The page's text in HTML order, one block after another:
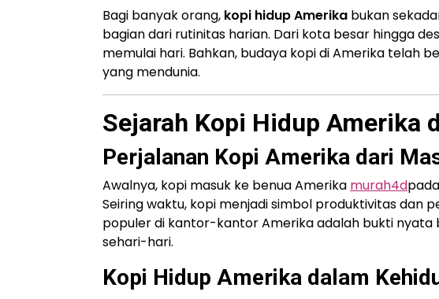
Bagi banyak orang, kopi hidup Amerika bukan
bagian dari rutinitas harian. Dari kota besar hingga
memulai hari. Bahkan, budaya kopi di Amerika telah
yang mendunia.
Sejarah Kopi Hidup Amerika
Perjalanan Kopi Amerika dari
Awalnya, kopi masuk ke benua Amerika murah4d
Seiring waktu, kopi menjadi simbol produktivitas dan
populer di kantor-kantor Amerika adalah bukti
sehari-hari.
Kopi Hidup Amerika dalam